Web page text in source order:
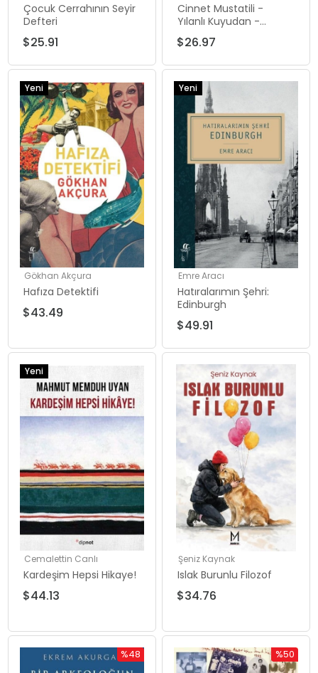
Çocuk Cerrahının Seyir
Defteri
$25.91
Cinnet Mustatili -
Yılanlı Kuyudan -
Büyük Doğu Kitaplığı
$26.97
Gökhan Akçura
Hafıza Detektifi
$43.49
Yeni
Ürün
Emre Aracı
Hatıralarımın Şehri:
Edinburgh
$49.91
Yeni
Cemalettin Canlı
Kardeşim Hepsi Hikaye!
$44.13
Yeni
Ürün
Şeniz Kaynak
Islak Burunlu Filozof
$34.76
%48
İndirim
%50
İndirim